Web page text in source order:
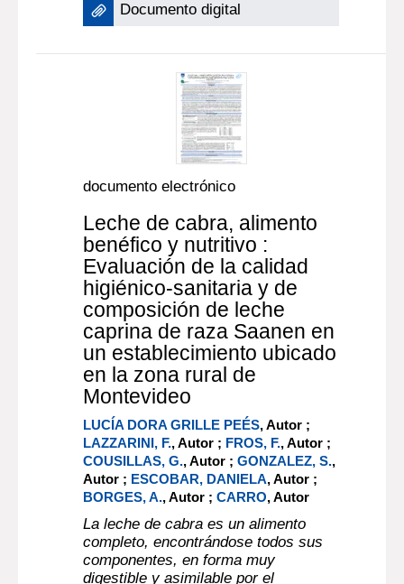
Documento digital
documento electrónico
Leche de cabra, alimento
benéfico y nutritivo :
Evaluación de la calidad
higiénico-sanitaria y de
composición de leche
caprina de raza Saanen en
un establecimiento ubicado
en la zona rural de
Montevideo
LUCÍA DORA GRILLE PEÉS, Autor ;
LAZZARINI, F., Autor ; FROS, F., Autor ;
COUSILLAS, G., Autor ;GONZALEZ, S.,
Autor ; ESCOBAR, DANIELA, Autor ;
BORGES, A., Autor ;CARRO, Autor
La leche de cabra es un alimento
completo, encontrándose todos sus
componentes, en forma muy
digestible y asimilable por el